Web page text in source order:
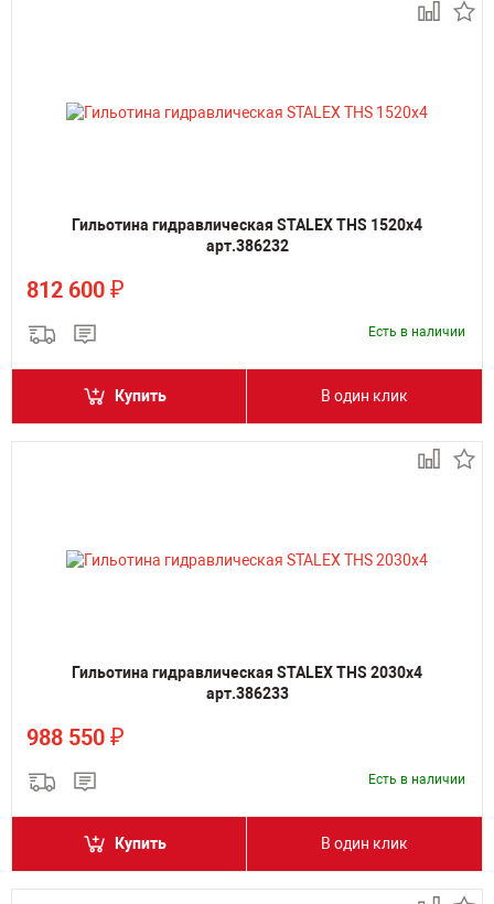
Гильотина гидравлическая STALEX THS 1520x4
арт.386232
812 600 ₽
Есть в наличии
Купить В один клик
Гильотина гидравлическая STALEX THS 2030x4
арт.386233
988 550 ₽
Есть в наличии
Купить В один клик